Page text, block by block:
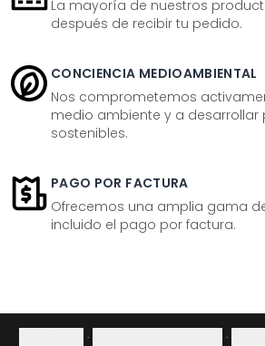
La mayoría de nuestros
después de recibir tu pedido.
CONCIENCIA MEDIOAMBIENTAL
Nos comprometemos
medio ambiente y a desarrollar
sostenibles.
PAGO POR FACTURA
Ofrecemos una amplia gama
incluido el pago por factura.
· ·